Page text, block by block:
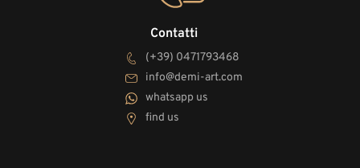
Contatti
(+39) 0471793468
info@demi-art.com
whatsapp us
find us